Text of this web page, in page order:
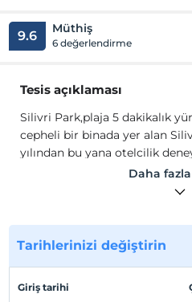
9.6 Müthiş
6 değerlendirme
Tesis açıklaması
Silivri Park,plaja 5 dakikalık
cepheli bir binada yer alan
yılından bu yana otelcilik
Fuar ve Kongre Merkezi
Tesis genelinde WiFi erişimi
bulunmaktadır. Özel
ücretsiz banyo malzemeleri,
cepheli bir binada yer alan
Daha
Tarihlerinizi değiştirin
Giriş tarihi